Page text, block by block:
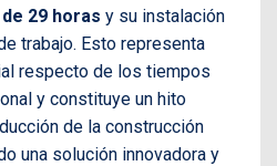
29 horas y su instalación
trabajo. Esto representa
respecto de los tiempos
y constituye un hito
de la construcción
una solución innovadora y